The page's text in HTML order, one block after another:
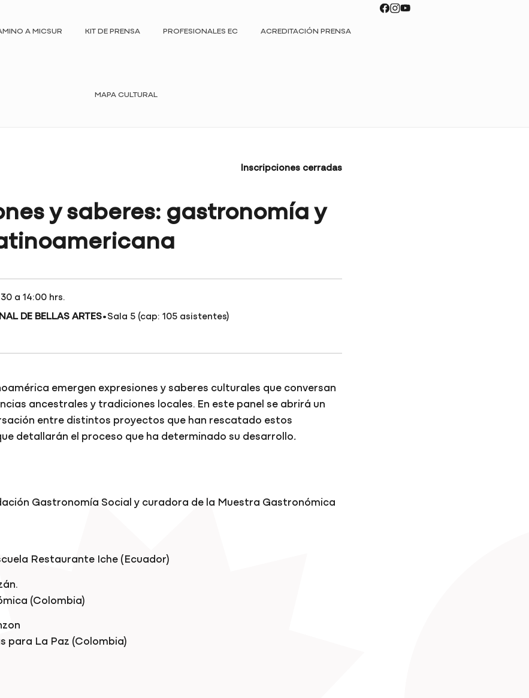
A MICSUR KIT DE PRENSA PROFESIONALES EC ACREDITACIÓN PRENSA
MAPA CULTURAL
Inscripciones cerradas
y saberes: gastronomía y
a 14:00 hrs.
DE BELLAS ARTES·Sala 5 (cap: 105 asistentes)
emergen expresiones y saberes culturales que conversan
ancestrales y tradiciones locales. En este panel se abrirá un
entre distintos proyectos que han rescatado estos
detallarán el proceso que ha determinado su desarrollo.
Gastronomía Social y curadora de la Muestra Gastronómica
Restaurante Iche (Ecuador)
(Colombia)
para La Paz (Colombia)